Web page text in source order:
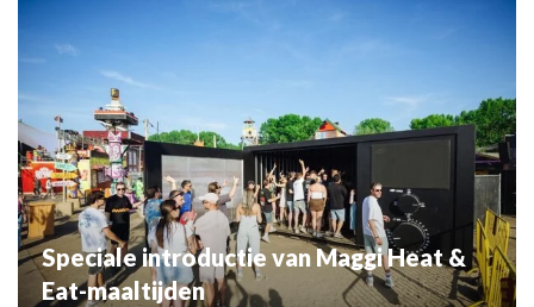
Speciale introductie van Maggi Heat &
Eat-maaltijden